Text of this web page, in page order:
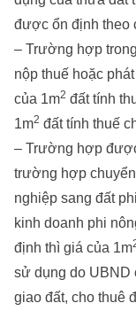
được ổn định theo
– Trường hợp
nộp thuế hoặc
của 1m2 đất tính
1m2 đất tính thuế
– Trường hợp
trường hợp
nghiệp sang đất
kinh doanh phi
định thì giá của 1m
sử dụng do UBND
giao đất, cho thuê